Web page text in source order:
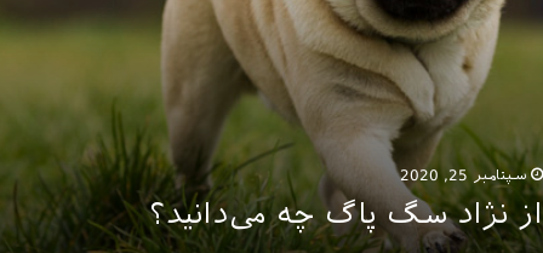
سپتامبر 25, 2020
از نژاد سگ پاگ چه می‌دانید؟